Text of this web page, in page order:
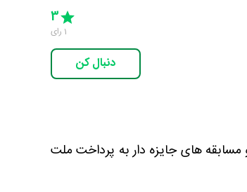
5 Stars
3
1 رای
دنبال کن
های جایزه دار به پرداخت ملت